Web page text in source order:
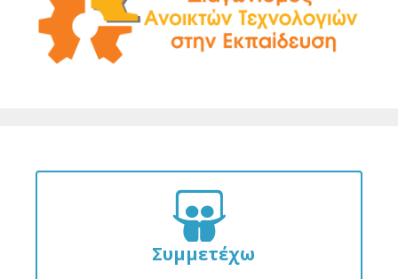
Συμμετέχω